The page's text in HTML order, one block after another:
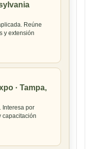
Reúne
y extensión
· Tampa,
Interesa por
capacitación